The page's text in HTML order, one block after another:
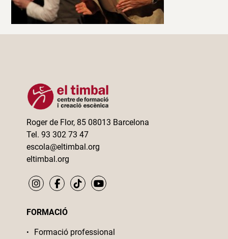
Roger de Flor, 85 08013 Barcelona
Tel. 93 302 73 47
escola@eltimbal.org
eltimbal.org
FORMACIÓ
Formació professional